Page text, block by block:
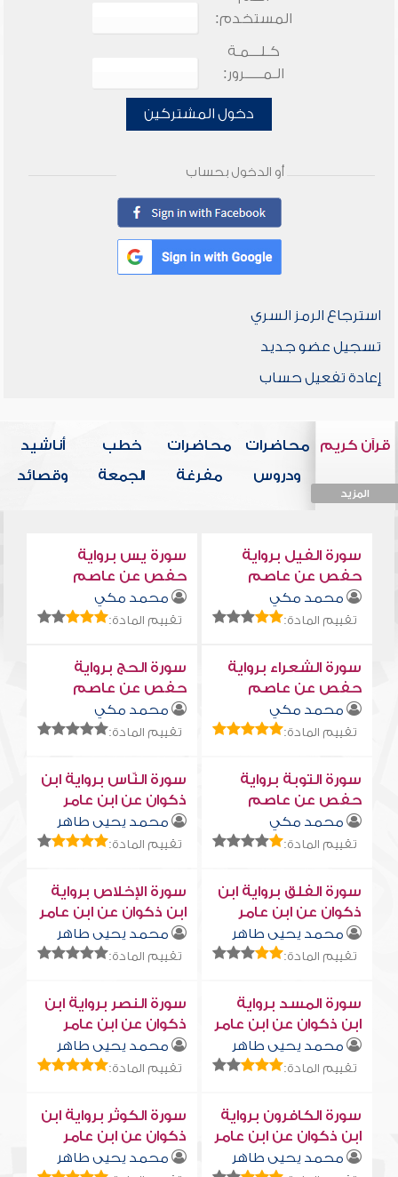
المستخدم:
كـلـــمـة
الـمـــــرور:
دخول المشتركين
أو الدخول بحساب
استرجاع الرمز السري
تسجيل عضو جديد
إعادة تفعيل حساب
قرآن كريم
المزيد
محاضرات
ودروس
محاضرات
مفرغة
خطب
الجمعة
أناشيد
وقصائد
سورة الفيل برواية
حفص عن عاصم
محمد مكي
تقييم المادة:
سورة يس برواية
حفص عن عاصم
محمد مكي
تقييم المادة:
سورة الشعراء برواية
حفص عن عاصم
محمد مكي
تقييم المادة:
سورة الحج برواية
حفص عن عاصم
محمد مكي
تقييم المادة:
سورة التوبة برواية
حفص عن عاصم
محمد مكي
تقييم المادة:
سورة النّاس برواية ابن
ذكوان عن ابن عامر
محمد يحيى طاهر
تقييم المادة:
سورة الفلق برواية ابن
ذكوان عن ابن عامر
محمد يحيى طاهر
تقييم المادة:
سورة الإخلاص برواية
ابن ذكوان عن ابن عامر
محمد يحيى طاهر
تقييم المادة:
سورة المسد برواية
ابن ذكوان عن ابن عامر
محمد يحيى طاهر
تقييم المادة:
سورة النصر برواية ابن
ذكوان عن ابن عامر
محمد يحيى طاهر
تقييم المادة:
سورة الكافرون برواية
ابن ذكوان عن ابن عامر
محمد يحيى طاهر
سورة الكوثر برواية ابن
ذكوان عن ابن عامر
محمد يحيى طاهر